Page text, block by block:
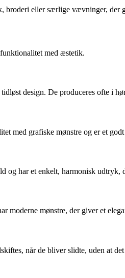
eller særlige vævninger, der
med æstetik.
design. De produceres ofte i
med grafiske mønstre og er et
og har et enkelt, harmonisk udtryk,
moderne mønstre, der giver et
når de bliver slidte, uden at det